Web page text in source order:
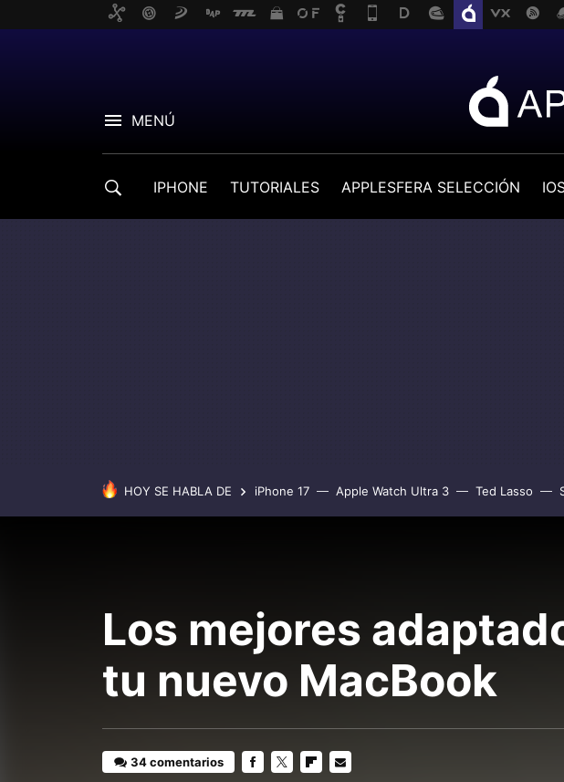
MENÚ
IPHONE TUTORIALES APPLESFERA SELECCIÓN
HOY SE HABLA DE iPhone 17 Apple Watch Ultra 3 Ted Lasso
Los mejores
tu nuevo MacBook
34 comentarios